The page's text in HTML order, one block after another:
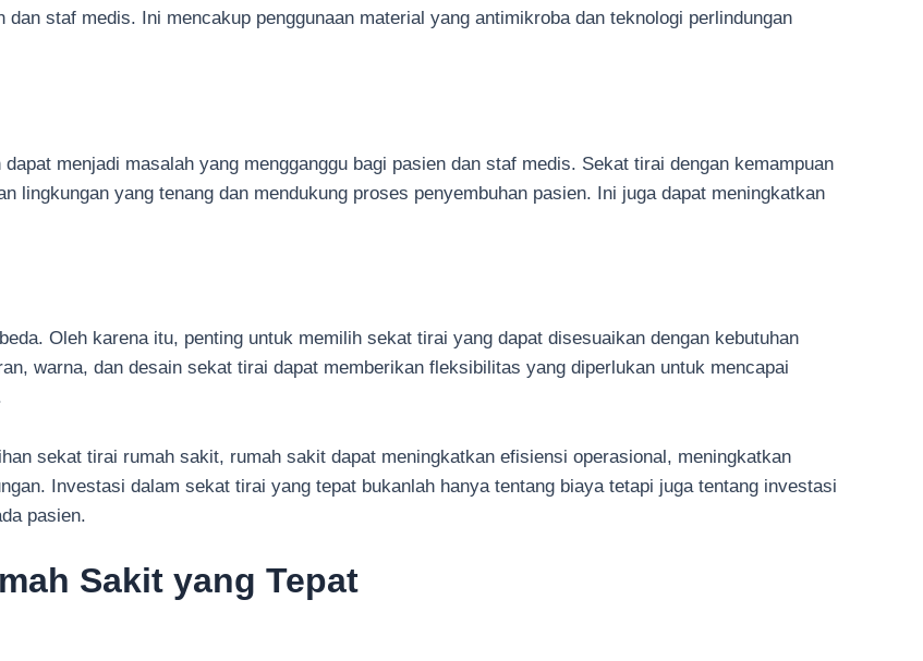
staf medis. Ini mencakup penggunaan material yang antimikroba dan teknologi perlindungan
menjadi masalah yang mengganggu bagi pasien dan staf medis. Sekat tirai dengan kemampuan
lingkungan yang tenang dan mendukung proses penyembuhan pasien. Ini juga dapat meningkatkan
Oleh karena itu, penting untuk memilih sekat tirai yang dapat disesuaikan dengan kebutuhan
warna, dan desain sekat tirai dapat memberikan fleksibilitas yang diperlukan untuk mencapai
sekat tirai rumah sakit, rumah sakit dapat meningkatkan efisiensi operasional, meningkatkan
Investasi dalam sekat tirai yang tepat bukanlah hanya tentang biaya tetapi juga tentang investasi
pasien.
Sakit yang Tepat